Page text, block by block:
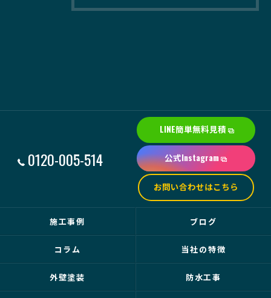
0120-005-514
LINE簡単無料見積
公式Instagram
お問い合わせはこちら
施工事例 ブログ
コラム 当社の特徴
外壁塗装 防水工事